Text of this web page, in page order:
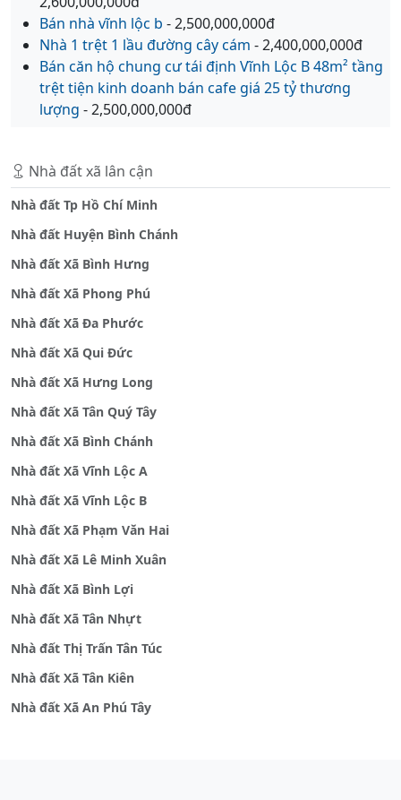
Bán nhà vĩnh lộc b - 2,500,000,000đ
Nhà 1 trệt 1 lầu đường cây cám - 2,400,000,000đ
Bán căn hộ chung cư tái định Vĩnh Lộc B 48m² tầng
trệt tiện kinh doanh bán cafe giá 25 tỷ thương
lượng - 2,500,000,000đ
Nhà đất xã lân cận
Nhà đất Tp Hồ Chí Minh
Nhà đất Huyện Bình Chánh
Nhà đất Xã Bình Hưng
Nhà đất Xã Phong Phú
Nhà đất Xã Đa Phước
Nhà đất Xã Qui Đức
Nhà đất Xã Hưng Long
Nhà đất Xã Tân Quý Tây
Nhà đất Xã Bình Chánh
Nhà đất Xã Vĩnh Lộc A
Nhà đất Xã Vĩnh Lộc B
Nhà đất Xã Phạm Văn Hai
Nhà đất Xã Lê Minh Xuân
Nhà đất Xã Bình Lợi
Nhà đất Xã Tân Nhựt
Nhà đất Thị Trấn Tân Túc
Nhà đất Xã Tân Kiên
Nhà đất Xã An Phú Tây